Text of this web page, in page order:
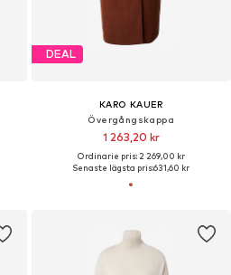
DEAL
KARO KAUER
Övergångskappa
1 263,20 kr
Ordinarie pris: 2 269,00 kr
Senaste lägsta pris:631,60 kr